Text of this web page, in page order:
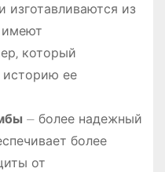
изготавливаются из
имеют
который
историю ее
⏤ более надежный
более
от